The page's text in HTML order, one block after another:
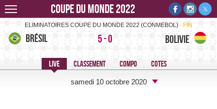
Coupe du monde 2022
Brésil-Bolivie -
ELIMINATOIRES COUPE DU MONDE 2022 (CONMEBOL)
FIN
Brésil 5-0 Bolivie
samedi 10 octobre 2020